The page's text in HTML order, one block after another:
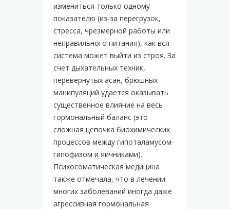
измениться только одному
показателю (из-за перегрузок,
стресса, чрезмерной работы или
неправильного питания), как вся
система может выйти из строя. За
счет дыхательных техник,
перевернутых асан, брюшных
манипуляций удается оказывать
существенное влияние на весь
гормональный баланс (это
сложная цепочка биохимических
процессов между гипоталамусом-
гипофизом и яичниками).
Психосоматическая медицина
также отмечала, что в лечении
многих заболеваний иногда даже
агрессивная гормональная